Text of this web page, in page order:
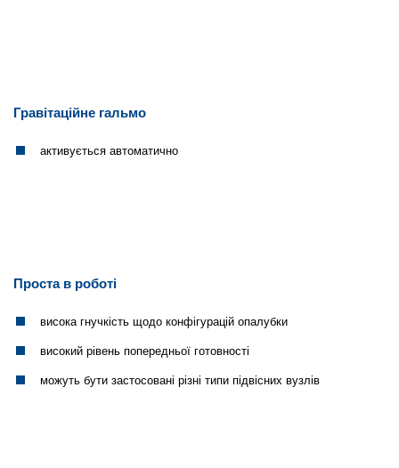
Гравітаційне гальмо
активується автоматично
Проста в роботі
висока гнучкість щодо конфігурацій опалубки
високий рівень попередньої готовності
можуть бути застосовані різні типи підвісних вузлів